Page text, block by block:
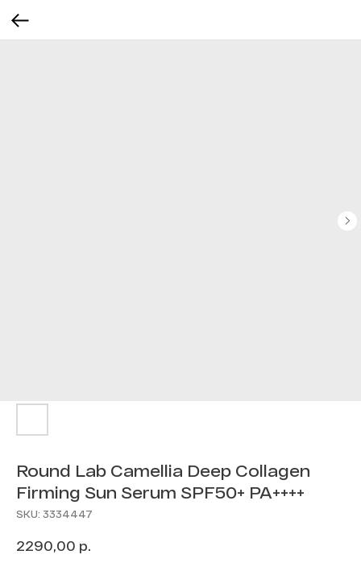
Round Lab Camellia Deep Collagen
Firming Sun Serum SPF50+ PA++++
SKU: 3334447
2290,00 р.